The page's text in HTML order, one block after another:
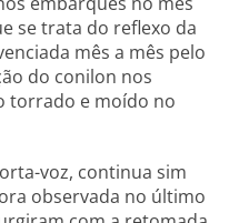
se trata do reflexo da
mês a mês pelo
do conilon nos
torrado e moído no
voz, continua sim
observada no último